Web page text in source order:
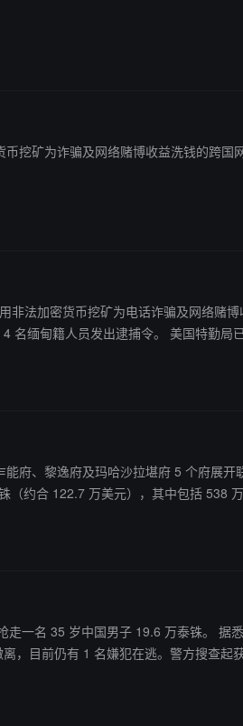
挖矿为诈骗及网络赌博收益洗钱的跨
法加密货币挖矿为电话诈骗及网络赌
关键嫌疑人王义成相关的逾 1,780 万美
府、黎逸府及玛哈沙拉堪府 5 个府展
约合 122.7 万美元），其中包括 538
悉受害者按线上约定，前往曼谷本坤区一处加油
，目前仍有 1 名嫌犯在逃。警方搜查起